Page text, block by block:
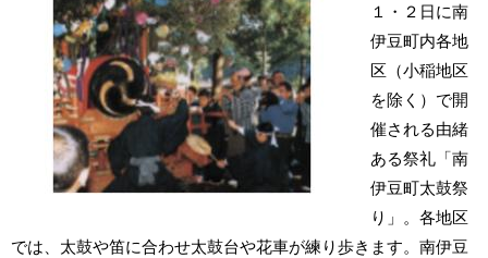
１・２日に南
伊豆町内各地
区（小稲地区
を除く）で開
催される由緒
ある祭礼「南
伊豆町太鼓祭
り」。各地区
では、太鼓や笛に合わせ太鼓台や花車が練り歩きます。南伊豆